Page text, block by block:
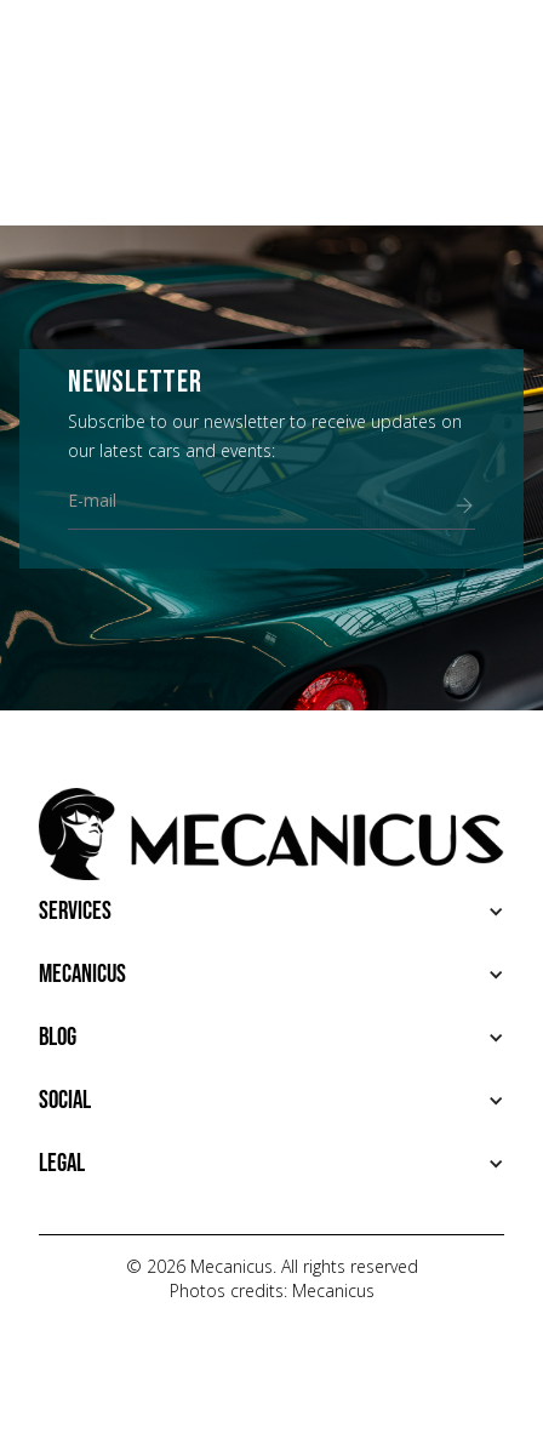
NEWSLETTER
Subscribe to our newsletter to receive updates on
our latest cars and events:
Services
BUY
SELL
ADDITIONAL SERVICES
Mecanicus
ABOUT
HOUSE MECANICUS
CONTACT
Blog
NEWS
VIDÉOS
Social
INSTAGRAM
TIKTOK
YOUTUBE
Legal
PRIVACY POLICY
© 2026 Mecanicus. All rights reserved
Photos credits: Mecanicus